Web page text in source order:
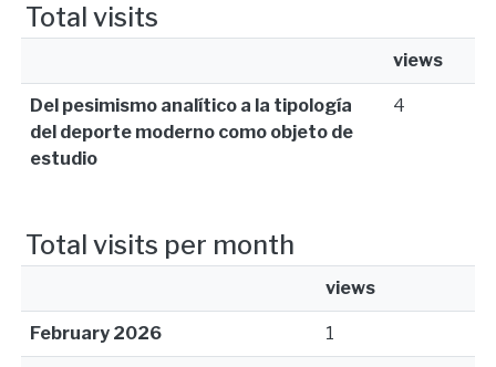
Total visits
views
Del pesimismo analítico a la tipología
del deporte moderno como objeto de
estudio
4
Total visits per month
views
February 2026 1